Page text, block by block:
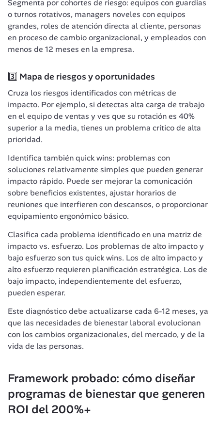
Segmenta por cohortes de riesgo: equipos con guardias
o turnos rotativos, managers noveles con equipos
grandes, roles de atención directa al cliente, personas
en proceso de cambio organizacional, y empleados con
menos de 12 meses en la empresa.
3️⃣ Mapa de riesgos y oportunidades
Cruza los riesgos identificados con métricas de
impacto. Por ejemplo, si detectas alta carga de trabajo
en el equipo de ventas y ves que su rotación es 40%
superior a la media, tienes un problema crítico de alta
prioridad.
Identifica también quick wins: problemas con
soluciones relativamente simples que pueden generar
impacto rápido. Puede ser mejorar la comunicación
sobre beneficios existentes, ajustar horarios de
reuniones que interfieren con descansos, o proporcionar
equipamiento ergonómico básico.
Clasifica cada problema identificado en una matriz de
impacto vs. esfuerzo. Los problemas de alto impacto y
bajo esfuerzo son tus quick wins. Los de alto impacto y
alto esfuerzo requieren planificación estratégica. Los de
bajo impacto, independientemente del esfuerzo,
pueden esperar.
Este diagnóstico debe actualizarse cada 6-12 meses, ya
que las necesidades de bienestar laboral evolucionan
con los cambios organizacionales, del mercado, y de la
vida de las personas.
Framework probado: cómo diseñar
programas de bienestar que generen
ROI del 200%+